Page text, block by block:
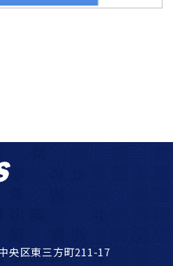
央区東三方町211-17